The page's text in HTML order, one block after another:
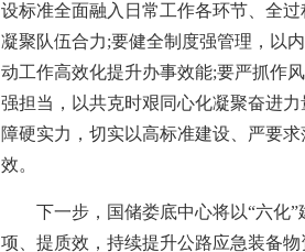
设标准全面融入日常工作各环节、全
凝聚队伍合力;要健全制度强管理，以
动工作高效化提升办事效能;要严抓作
强担当，以共克时艰同心化凝聚奋进
障硬实力，切实以高标准建设、严要
效。
下一步，国储娄底中心将以“六化
项、提质效，持续提升公路应急装备